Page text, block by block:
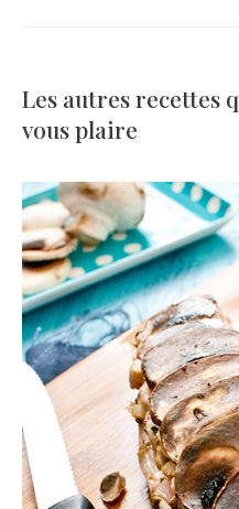
Les autres recettes
vous plaire